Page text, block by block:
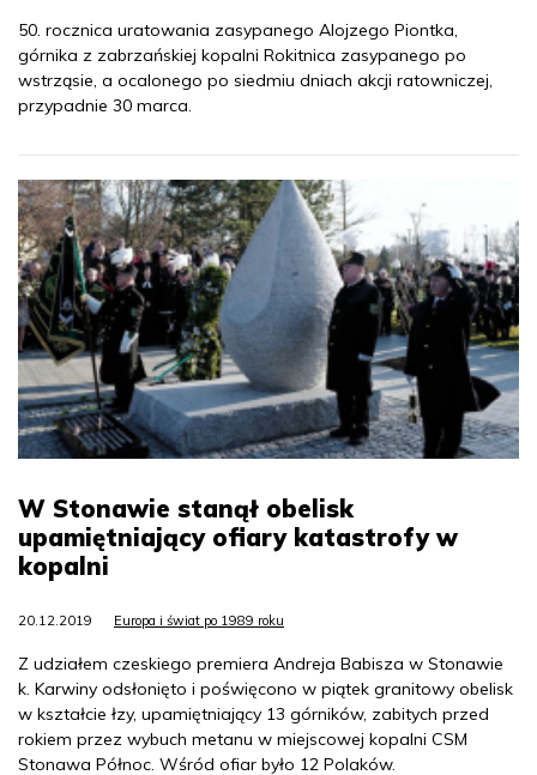
50. rocznica uratowania zasypanego Alojzego Piontka,
górnika z zabrzańskiej kopalni Rokitnica zasypanego po
wstrząsie, a ocalonego po siedmiu dniach akcji ratowniczej,
przypadnie 30 marca.
W Stonawie stanął obelisk
upamiętniający ofiary katastrofy w
kopalni
20.12.2019 Europa i świat po 1989 roku
Z udziałem czeskiego premiera Andreja Babisza w Stonawie
k. Karwiny odsłonięto i poświęcono w piątek granitowy obelisk
w kształcie łzy, upamiętniający 13 górników, zabitych przed
rokiem przez wybuch metanu w miejscowej kopalni CSM
Stonawa Północ. Wśród ofiar było 12 Polaków.